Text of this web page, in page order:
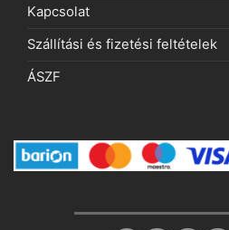
Kapcsolat
Szállítási és fizetési feltételek
ÁSZF